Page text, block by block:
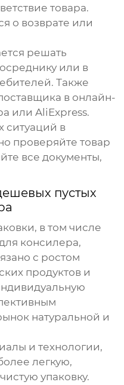
товара.
о возврате или
решать
или в
Также
в онлайн-
или AliExpress.
ситуаций в
проверяйте товар
все документы,
пустых
в том числе
консилера,
с ростом
продуктов и
натуральной и
и технологии,
легкую,
упаковку.